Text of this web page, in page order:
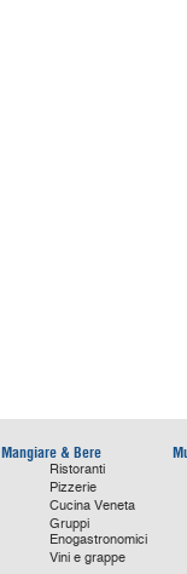
Mangiare & Bere
Ristoranti
Pizzerie
Cucina Veneta
Gruppi
Enogastronomici
Vini e grappe